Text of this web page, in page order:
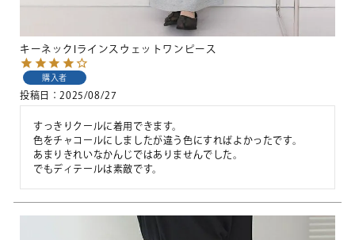
キーネックIラインスウェットワンピース
購入者
投稿日 2025/08/27
すっきりクールに着用できます。
色をチャコールにしましたが違う色にすればよかったです。
あまりきれいなかんじではありませんでした。
でもディテールは素敵です。